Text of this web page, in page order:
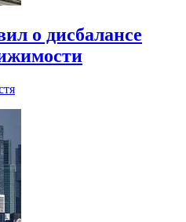
о дисбалансе